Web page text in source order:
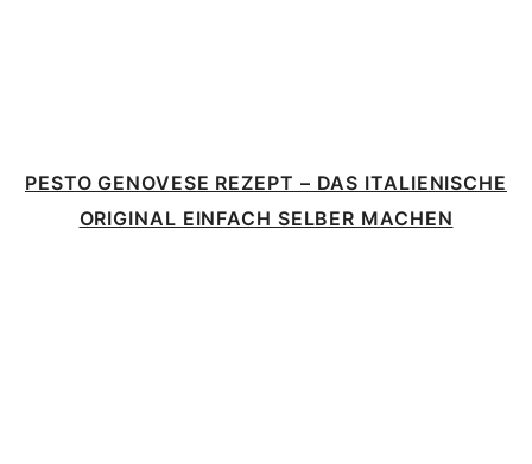
PESTO GENOVESE REZEPT – DAS ITALIENISCHE
ORIGINAL EINFACH SELBER MACHEN